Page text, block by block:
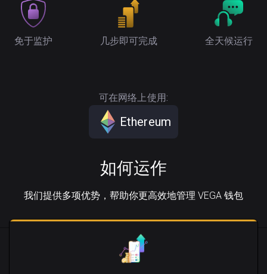
免于监护 几步即可完成 全天候运行
可在网络上使用:
Ethereum
如何运作
我们提供多项优势，帮助你更高效地管理 VEGA 钱包